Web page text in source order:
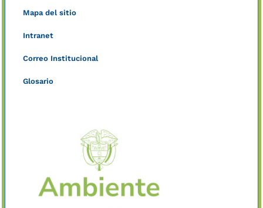
Mapa del sitio
Intranet
Correo Institucional
Glosario